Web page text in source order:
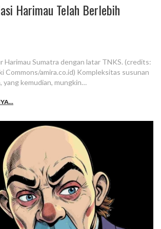
Harimau Telah Berlebih
Harimau Sumatra dengan latar TNKS. (credits:
Commons/amira.co.id) Kompleksitas susunan
yang kemudian, mungkin…